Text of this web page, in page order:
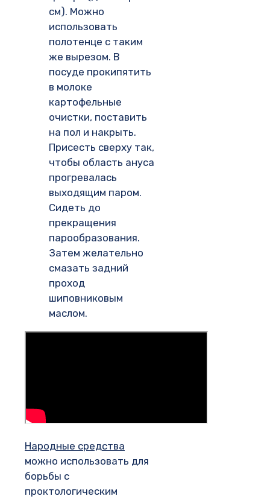
см). Можно
использовать
полотенце с таким
же вырезом. В
посуде прокипятить
в молоке
картофельные
очистки, поставить
на пол и накрыть.
Присесть сверху так,
чтобы область ануса
прогревалась
выходящим паром.
Сидеть до
прекращения
парообразования.
Затем желательно
смазать задний
проход
шиповниковым
маслом.
Народные средства
можно использовать для
борьбы с
проктологическим